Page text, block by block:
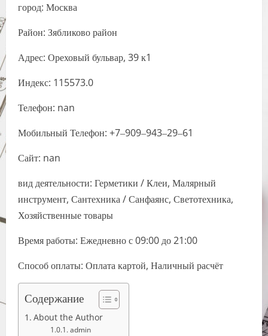
город: Москва
Район: Зябликово район
Адрес: Ореховый бульвар, 39 к1
Индекс: 115573.0
Телефон: nan
Мобильный Телефон: +7‒909‒943‒29‒61
Сайт: nan
вид деятельности: Герметики / Клеи, Малярный
инструмент, Сантехника / Санфаянс, Светотехника,
Хозяйственные товары
Время работы: Ежедневно с 09:00 до 21:00
Способ оплаты: Оплата картой, Наличный расчёт
Содержание
About the Author
admin